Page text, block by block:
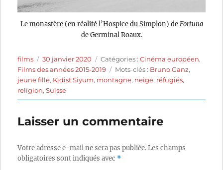
Le monastère (en réalité l’Hospice du Simplon) de Fortuna
de Germinal Roaux.
Auteur
films
Publié
le
30 janvier 2020 Catégories
Catégories :Cinéma européen,
Films des années 2015-2019
Étiquettes
Mots-clés : Bruno Ganz,
jeune fille, Kidist Siyum, montagne, neige, réfugiés,
religion,Suisse
Laisser un commentaire
Votre adresse e-mail ne sera pas publiée.Les champs
obligatoires sont indiqués avec *